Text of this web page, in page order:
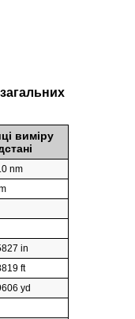
виміру
nm
in
ft
yd